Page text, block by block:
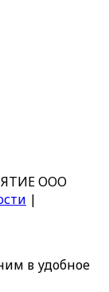
ООО
|
в удобное